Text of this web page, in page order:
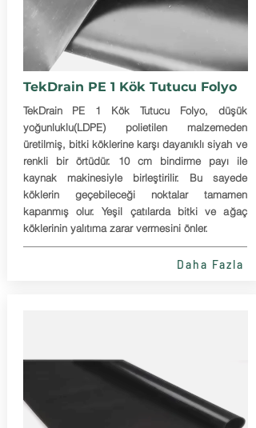
TekDrain PE 1 Kök Tutucu Folyo
TekDrain PE 1 Kök Tutucu Folyo, düşük
yoğunluklu(LDPE) polietilen malzemeden
üretilmiş, bitki köklerine karşı dayanıklı siyah ve
renkli bir örtüdür. 10 cm bindirme payı ile
kaynak makinesiyle birleştirilir. Bu sayede
köklerin geçebileceği noktalar tamamen
kapanmış olur. Yeşil çatılarda bitki ve ağaç
köklerinin yalıtıma zarar vermesini önler.
Daha Fazla